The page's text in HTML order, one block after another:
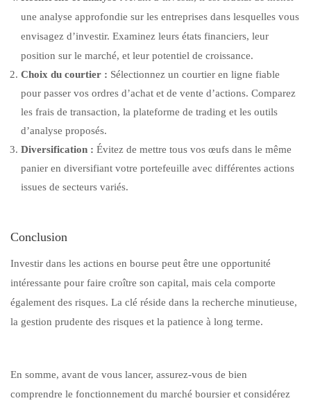
une analyse approfondie sur les entreprises dans lesquelles vous
envisagez d’investir. Examinez leurs états financiers, leur
position sur le marché, et leur potentiel de croissance.
Choix du courtier : Sélectionnez un courtier en ligne fiable
pour passer vos ordres d’achat et de vente d’actions. Comparez
les frais de transaction, la plateforme de trading et les outils
d’analyse proposés.
Diversification : Évitez de mettre tous vos œufs dans le même
panier en diversifiant votre portefeuille avec différentes actions
issues de secteurs variés.
Conclusion
Investir dans les actions en bourse peut être une opportunité
intéressante pour faire croître son capital, mais cela comporte
également des risques. La clé réside dans la recherche minutieuse,
la gestion prudente des risques et la patience à long terme.
En somme, avant de vous lancer, assurez-vous de bien
comprendre le fonctionnement du marché boursier et considérez